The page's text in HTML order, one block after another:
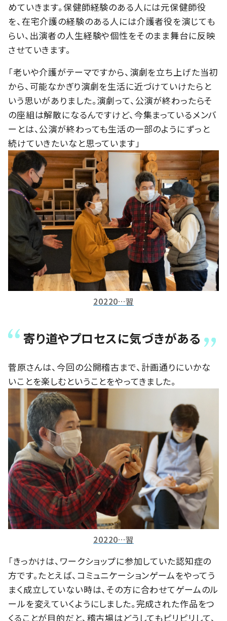
めていきます。保健師経験のある人には元保健師役
を、在宅介護の経験のある人には介護者役を演じても
らい、出演者の人生経験や個性をそのまま舞台に反映
させていきます。
「老いや介護がテーマですから、演劇を立ち上げた当初
から、可能なかぎり演劇を生活に近づけていけたらと
いう思いがありました。演劇って、公演が終わったらそ
の座組は解散になるんですけど、今集まっているメンバ
ーとは、公演が終わっても生活の一部のようにずっと
続けていきたいなと思っています」
20220…習
寄り道やプロセスに気づきがある
菅原さんは、今回の公開稽古まで、計画通りにいかな
いことを楽しむということをやってきました。
20220…習
「きっかけは、ワークショップに参加していた認知症の
方です。たとえば、コミュニケーションゲームをやってう
まく成立していない時は、その方に合わせてゲームのル
ールを変えていくようにしました。完成された作品をつ
くることが目的だと、稽古場はどうしてもピリピリして、